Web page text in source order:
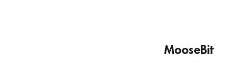
MooseBit